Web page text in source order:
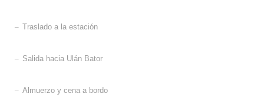
– Traslado a la estación
– Salida hacia Ulán Bator
– Almuerzo y cena a bordo